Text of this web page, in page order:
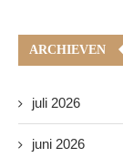
ARCHIEVEN
juli 2026
juni 2026